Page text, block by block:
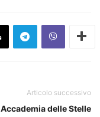
Articolo successivo
Accademia delle Stelle